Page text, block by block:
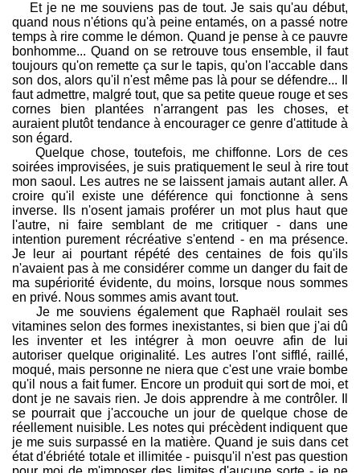
Et je ne me souviens pas de tout. Je sais qu'au début,
quand nous n'étions qu'à peine entamés, on a passé notre
temps à rire comme le démon. Quand je pense à ce pauvre
bonhomme... Quand on se retrouve tous ensemble, il faut
toujours qu'on remette ça sur le tapis, qu'on l'accable dans
son dos, alors qu'il n'est même pas là pour se défendre... Il
faut admettre, malgré tout, que sa petite queue rouge et ses
cornes bien plantées n'arrangent pas les choses, et
auraient plutôt tendance à encourager ce genre d'attitude à
son égard.
Quelque chose, toutefois, me chiffonne. Lors de ces
soirées improvisées, je suis pratiquement le seul à rire tout
mon saoul. Les autres ne se laissent jamais autant aller. A
croire qu'il existe une déférence qui fonctionne à sens
inverse. Ils n'osent jamais proférer un mot plus haut que
l'autre, ni faire semblant de me critiquer - dans une
intention purement récréative s'entend - en ma présence.
Je leur ai pourtant répété des centaines de fois qu'ils
n'avaient pas à me considérer comme un danger du fait de
ma supériorité évidente, du moins, lorsque nous sommes
en privé. Nous sommes amis avant tout.
Je me souviens également que Raphaël roulait ses
vitamines selon des formes inexistantes, si bien que j'ai dû
les inventer et les intégrer à mon oeuvre afin de lui
autoriser quelque originalité. Les autres l'ont sifflé, raillé,
moqué, mais personne ne niera que c'est une vraie bombe
qu'il nous a fait fumer. Encore un produit qui sort de moi, et
dont je ne savais rien. Je dois apprendre à me contrôler. Il
se pourrait que j'accouche un jour de quelque chose de
réellement nuisible. Les notes qui précèdent indiquent que
je me suis surpassé en la matière. Quand je suis dans cet
état d'ébriété totale et illimitée - puisqu'il n'est pas question